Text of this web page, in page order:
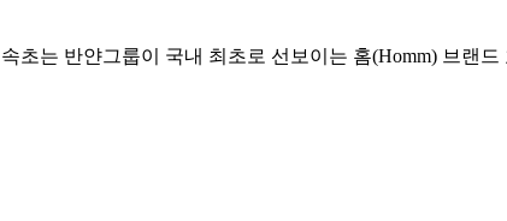
초는 반얀그룹이 국내 최초로 선보이는 홈(Homm) 브랜드